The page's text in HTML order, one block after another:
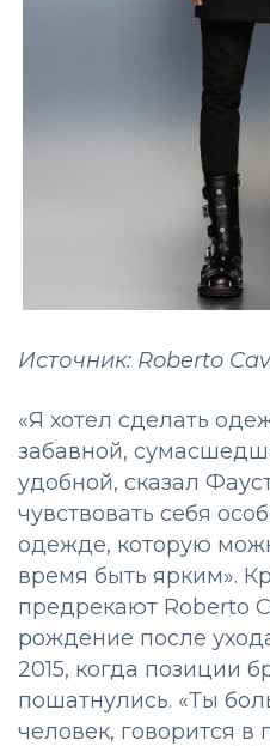
Источник: Roberto
«Я хотел сделать
забавной,
удобной, сказал
чувствовать себя
одежде, которую
время быть ярким».
предрекают Roberto
рождение после
2015, когда позиции
пошатнулись. «Ты
человек, говорится в